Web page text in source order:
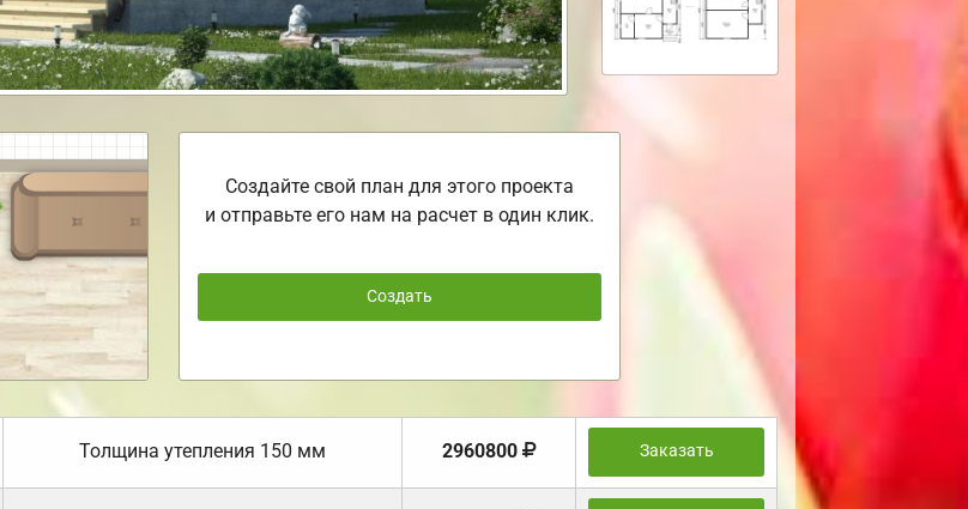
Создайте свой план для этого проекта
и отправьте его нам на расчет в один клик.
Создать
Толщина утепления 150 мм 2960800 Заказать